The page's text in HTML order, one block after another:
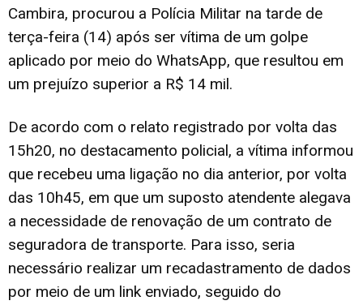
Cambira, procurou a Polícia Militar na tarde de
terça-feira (14) após ser vítima de um golpe
aplicado por meio do WhatsApp, que resultou em
um prejuízo superior a R$ 14 mil.
De acordo com o relato registrado por volta das
15h20, no destacamento policial, a vítima informou
que recebeu uma ligação no dia anterior, por volta
das 10h45, em que um suposto atendente alegava
a necessidade de renovação de um contrato de
seguradora de transporte. Para isso, seria
necessário realizar um recadastramento de dados
por meio de um link enviado, seguido do